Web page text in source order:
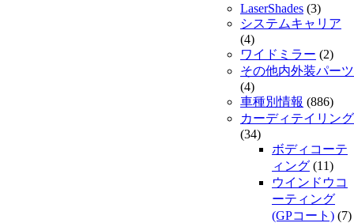
LaserShades (3)
システムキャリア
(4)
ワイドミラー (2)
その他内外装パーツ
(4)
車種別情報 (886)
カーディテイリング
(34)
ボディコーテ
ィング (11)
ウインドウコ
ーティング
(GPコート) (7)